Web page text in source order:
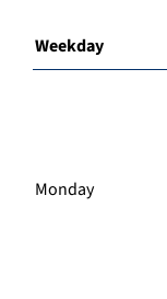
Weekday
Monday